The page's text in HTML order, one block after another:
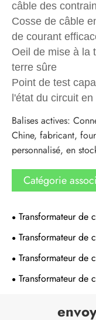
câble des
Cosse de câble
de courant
Oeil de mise à la
terre sûre
Point de test
l'état du circuit en
Balises actives:
Chine, fabricant,
personnalisé, en
Catégorie
Transformateur de
Transformateur de
Transformateur de
Transformateur de